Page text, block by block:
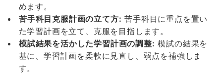
めます。
苦手科目克服計画の立て方: 苦手科目に重点を置い
た学習計画を立て、克服を目指します。
模試結果を活かした学習計画の調整: 模試の結果を
基に、学習計画を柔軟に見直し、弱点を補強しま
す。